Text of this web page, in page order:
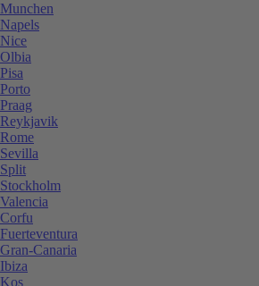
Munchen
Napels
Nice
Olbia
Pisa
Porto
Praag
Reykjavik
Rome
Sevilla
Split
Stockholm
Valencia
Corfu
Fuerteventura
Gran-Canaria
Ibiza
Kos